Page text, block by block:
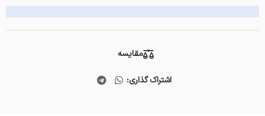
مقایسه
اشتراک گذاری: